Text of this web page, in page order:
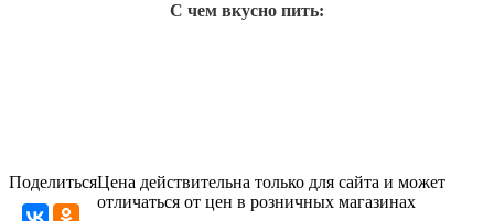
С чем вкусно пить:
ПоделитьсяЦена действительна только для сайта и может
отличаться от цен в розничных магазинах